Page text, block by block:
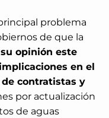
problema
de que la
opinión este
en el
contratistas y
por actualización
de aguas